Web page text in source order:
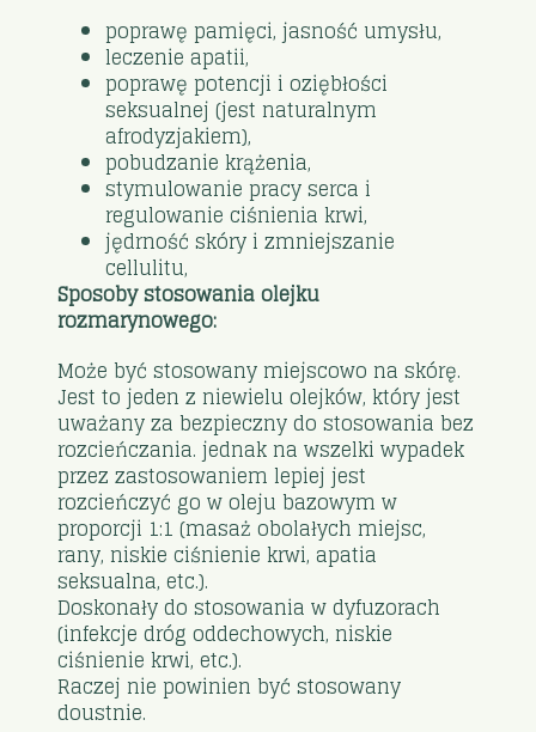
poprawę pamięci, jasność umysłu,
leczenie apatii,
poprawę potencji i oziębłości
seksualnej (jest naturalnym
afrodyzjakiem),
pobudzanie krążenia,
stymulowanie pracy serca i
regulowanie ciśnienia krwi,
jędrność skóry i zmniejszanie
cellulitu,
Sposoby stosowania olejku
rozmarynowego:
Może być stosowany miejscowo na skórę.
Jest to jeden z niewielu olejków, który jest
uważany za bezpieczny do stosowania bez
rozcieńczania. jednak na wszelki wypadek
przez zastosowaniem lepiej jest
rozcieńczyć go w oleju bazowym w
proporcji 1:1 (masaż obolałych miejsc,
rany, niskie ciśnienie krwi, apatia
seksualna, etc.).
Doskonały do stosowania w dyfuzorach
(infekcje dróg oddechowych, niskie
ciśnienie krwi, etc.).
Raczej nie powinien być stosowany
doustnie.